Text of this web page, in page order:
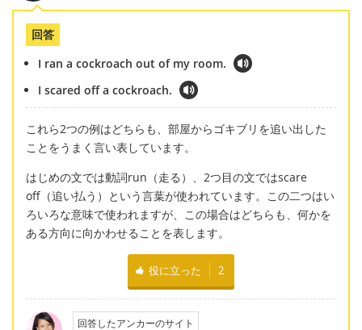
回答
I ran a cockroach out of my room.
I scared off a cockroach.
これら2つの例はどちらも、部屋からゴキブリを追い出した
ことをうまく言い表しています。
はじめの文では動詞run（走る）、2つ目の文ではscare
off（追い払う）という言葉が使われています。この二つはい
ろいろな意味で使われますが、この場合はどちらも、何かを
ある方向に向かわせることを表します。
役に立った 2
回答したアンカーのサイト